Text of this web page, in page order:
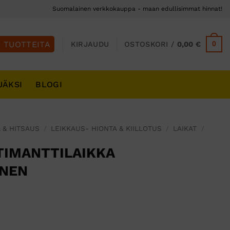
Suomalainen verkkokauppa - maan edullisimmat hinnat!
KIRJAUDU OSTOSKORI / 0,00€ 0
BLOGI
& HITSAUS LEIKKAUS- HIONTA & KIILLOTUS LAIKAT